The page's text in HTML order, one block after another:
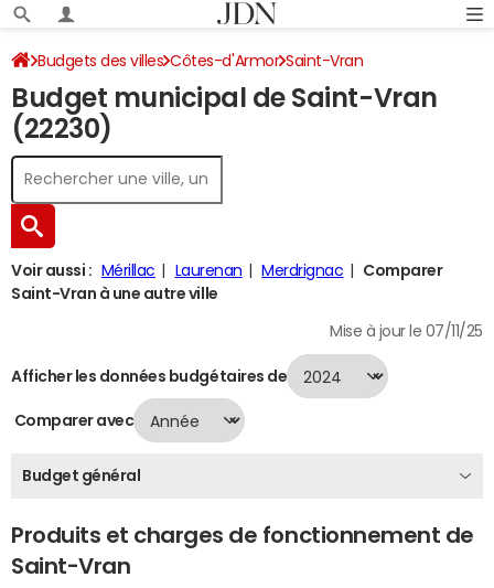
Budgets des villes Côtes-d'Armor Saint-Vran
Budget 2024
Budget municipal de Saint-Vran
(22230)
Voir aussi : Mérillac Laurenan Merdrignac
Comparer
Saint-Vran à une autre ville
Mise à jour le 07/11/25
Afficher les données budgétaires de
Comparer avec
Budget général
Produits et charges de fonctionnement de
Saint-Vran